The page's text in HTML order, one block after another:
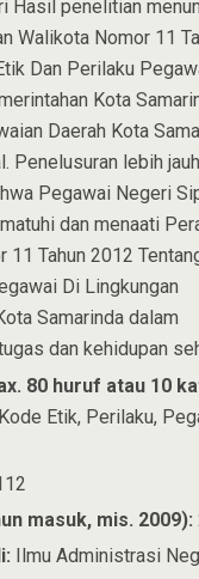
Hasil penelitian
Walikota Nomor 11
Dan Perilaku
Kota
Daerah Kota
Penelusuran lebih jauh
Pegawai Negeri
dan menaati
11 Tahun 2012
Di Lingkungan
Samarinda dalam
dan kehidupan
80 huruf atau 10
Etik, Perilaku,
masuk, mis. 2009):
Ilmu Administrasi